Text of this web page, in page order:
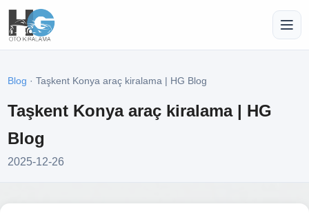
Blog · Taşkent Konya araç kiralama | HG Blog
Taşkent Konya araç kiralama | HG
Blog
2025-12-26